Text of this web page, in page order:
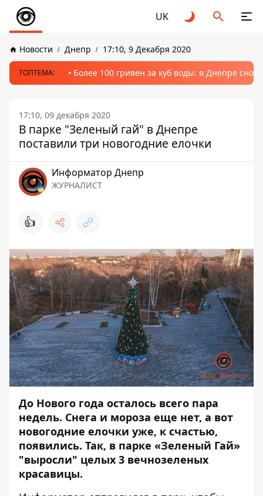
UK
Новости Днепр 17:10, 9 Декабря 2020
ТОПТЕМА: Более 100 гривен за куб воды: в Днепре
17:10, 09 декабря 2020
В парке "Зеленый гай" в Днепре
поставили три новогодние елочки
Информатор Днепр
ЖУРНАЛИСТ
👍
До Нового года осталось всего пара
недель. Снега и мороза еще нет, а вот
новогодние елочки уже, к счастью,
появились. Так, в парке «Зеленый Гай»
"выросли" целых 3 вечнозеленых
красавицы.